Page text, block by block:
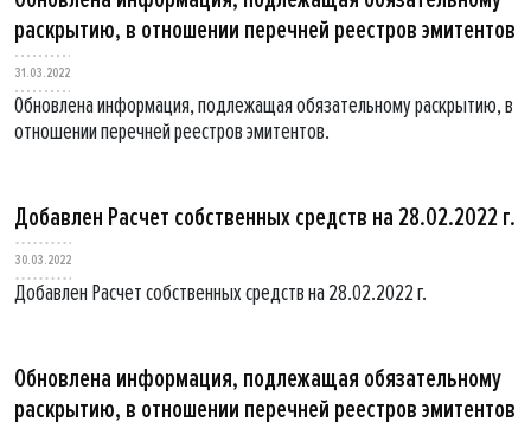
раскрытию, в отношении перечней реестров эмитентов
31.03.2022
Обновлена информация, подлежащая обязательному раскрытию, в
отношении перечней реестров эмитентов.
Добавлен Расчет собственных средств на 28.02.2022 г.
30.03.2022
Добавлен Расчет собственных средств на 28.02.2022 г.
Обновлена информация, подлежащая обязательному
раскрытию, в отношении перечней реестров эмитентов